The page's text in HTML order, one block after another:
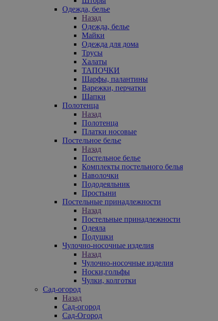
Одежда, белье
Назад
Одежда, белье
Майки
Одежда для дома
Трусы
Халаты
ТАПОЧКИ
Шарфы, палантины
Варежки, перчатки
Шапки
Полотенца
Назад
Полотенца
Платки носовые
Постельное белье
Назад
Постельное белье
Комплекты постельного белья
Наволочки
Пододеяльник
Простыни
Постельные принадлежности
Назад
Постельные принадлежности
Одеяла
Подушки
Чулочно-носочные изделия
Назад
Чулочно-носочные изделия
Носки,гольфы
Чулки, колготки
Сад-огород
Назад
Сад-огород
Сад-Огород